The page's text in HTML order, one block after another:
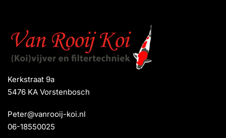
Kerkstraat 9a
5476 KA Vorstenbosch
Peter@vanrooij-koi.nl
06-18550025